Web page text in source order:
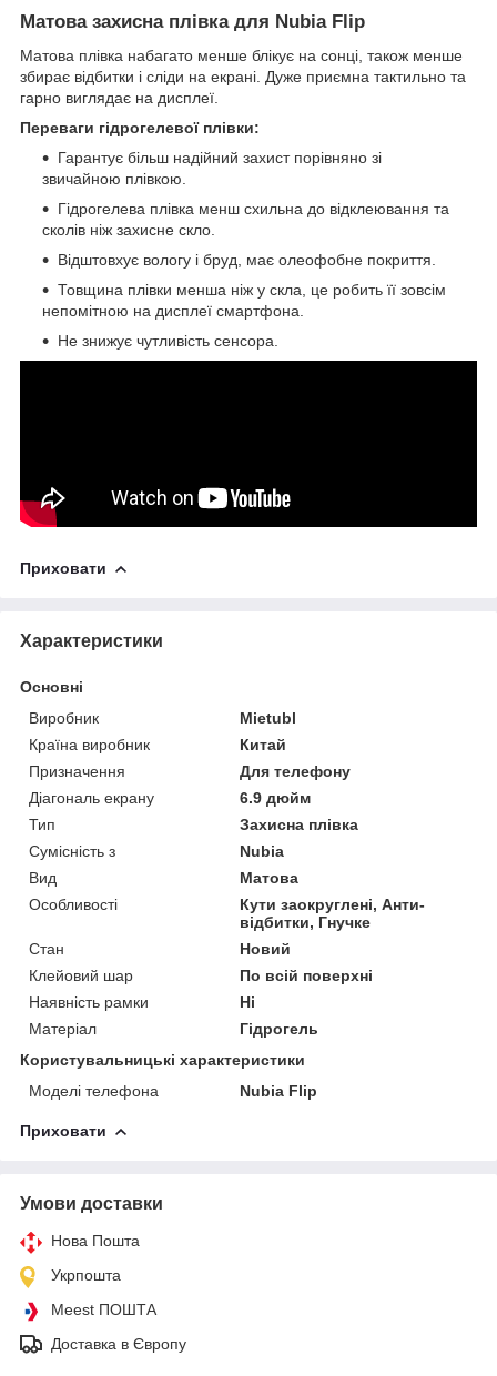
Матова захисна плівка для Nubia Flip
Матова плівка набагато менше блікує на сонці, також менше
збирає відбитки і сліди на екрані. Дуже приємна тактильно та
гарно виглядає на дисплеї.
Переваги гідрогелевої плівки:
Гарантує більш надійний захист порівняно зі
звичайною плівкою.
Гідрогелева плівка менш схильна до відклеювання та
сколів ніж захисне скло.
Відштовхує вологу і бруд, має олеофобне покриття.
Товщина плівки менша ніж у скла, це робить її зовсім
непомітною на дисплеї смартфона.
Не знижує чутливість сенсора.
Приховати
Характеристики
Основні
Виробник
Mietubl
Країна виробник
Китай
Призначення
Для телефону
Діагональ екрану
6.9 дюйм
Тип
Захисна плівка
Сумісність з
Nubia
Вид
Матова
Особливості
Кути заокруглені, Анти-
відбитки, Гнучке
Стан
Новий
Клейовий шар
По всій поверхні
Наявність рамки
Ні
Матеріал
Гідрогель
Користувальницькі характеристики
Моделі телефона
Nubia Flip
Приховати
Умови доставки
Нова Пошта
Укрпошта
Meest ПОШТА
Доставка в Європу